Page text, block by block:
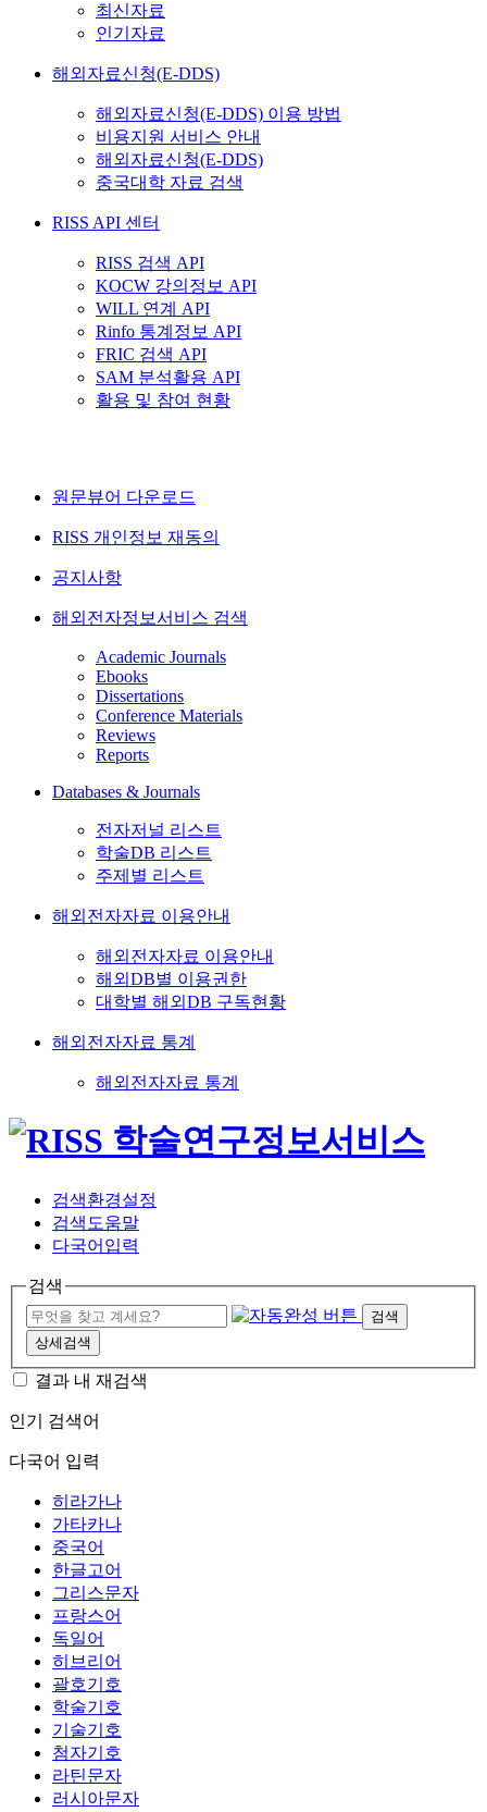
최신자료
인기자료
해외자료신청(E-DDS)
해외자료신청(E-DDS) 이용 방법
비용지원 서비스 안내
해외자료신청(E-DDS)
중국대학 자료 검색
RISS API 센터
RISS 검색 API
KOCW 강의정보 API
WILL 연계 API
Rinfo 통계정보 API
FRIC 검색 API
SAM 분석활용 API
활용 및 참여 현황
원문뷰어 다운로드
RISS 개인정보 재동의
공지사항
해외전자정보서비스 검색
Academic Journals
Ebooks
Dissertations
Conference Materials
Reviews
Reports
Databases & Journals
전자저널 리스트
학술DB 리스트
주제별 리스트
해외전자자료 이용안내
해외전자자료 이용안내
해외DB별 이용권한
대학별 해외DB 구독현황
해외전자자료 통계
해외전자자료 통계
검색환경설정
검색도움말
다국어입력
검색
검색
상세검색
결과 내 재검색
인기 검색어
다국어 입력
히라가나
가타카나
중국어
한글고어
그리스문자
프랑스어
독일어
히브리어
괄호기호
학술기호
기술기호
첨자기호
라틴문자
러시아문자